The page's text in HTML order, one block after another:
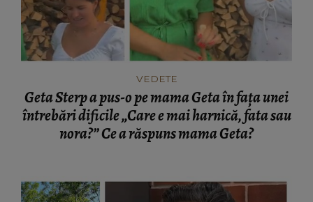
VEDETE
Geta Sterp a pus-o pe mama Geta în fața unei
întrebări dificile „Care e mai harnică, fata sau
nora?” Ce a răspuns mama Geta?